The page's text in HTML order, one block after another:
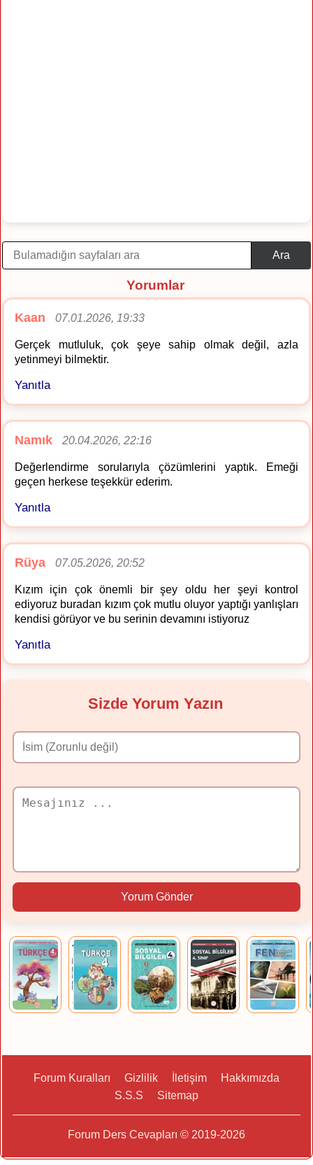
Ara
Yorumlar
Kaan 07.01.2026, 19:33
Gerçek mutluluk, çok şeye sahip olmak değil, azla
yetinmeyi bilmektir.
Yanıtla
Namık 20.04.2026, 22:16
Değerlendirme sorularıyla çözümlerini yaptık. Emeği
geçen herkese teşekkür ederim.
Yanıtla
Rüya 07.05.2026, 20:52
Kızım için çok önemli bir şey oldu her şeyi kontrol
ediyoruz buradan kızım çok mutlu oluyor yaptığı yanlışları
kendisi görüyor ve bu serinin devamını istiyoruz
Yanıtla
Sizde Yorum Yazın
Yorum Gönder
Forum Kuralları Gizlilik İletişim
Hakkımızda
S.S.S
Sitemap
Forum Ders Cevapları © 2019-2026